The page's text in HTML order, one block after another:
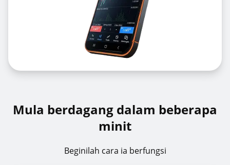
Mula berdagang dalam beberapa
minit
Beginilah cara ia berfungsi